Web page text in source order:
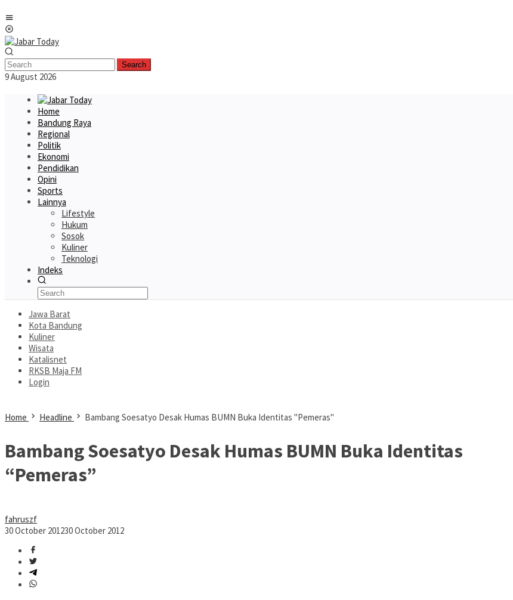
to
content
Search
9 August 2026
Home
Bandung Raya
Regional
Politik
Ekonomi
Pendidikan
Opini
Sports
Lainnya
Lifestyle
Hukum
Sosok
Kuliner
Teknologi
Indeks
Jawa Barat
Kota Bandung
Kuliner
Wisata
Katalisnet
RKSB Maja FM
Login
Home Headline Bambang Soesatyo Desak Humas BUMN Buka Identitas "Pemeras"
Bambang Soesatyo Desak Humas BUMN Buka Identitas
“Pemeras”
fahruszf
30 October 201230 October 2012